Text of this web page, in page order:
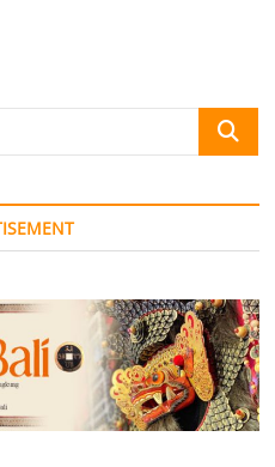
Search